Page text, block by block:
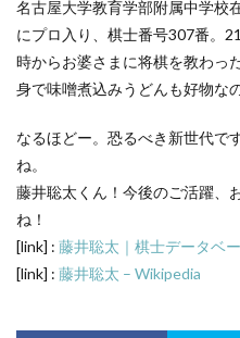
名古屋大学教育学部附属中学校
にプロ入り、棋士番号307番。
時からお婆さまに将棋を教わっ
身で味噌煮込みうどんも好物な
なるほどー。恐るべき新世代で
ね。
藤井聡太くん！今後のご活躍、
ね！
[link] : 藤井聡太｜棋士データベ
[link] : 藤井聡太 – Wikipedia